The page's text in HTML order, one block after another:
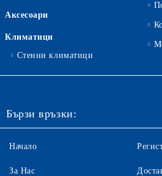
Аксесоари
Климатици
Стенни климатици
Бързи връзки:
Начало
За Нас